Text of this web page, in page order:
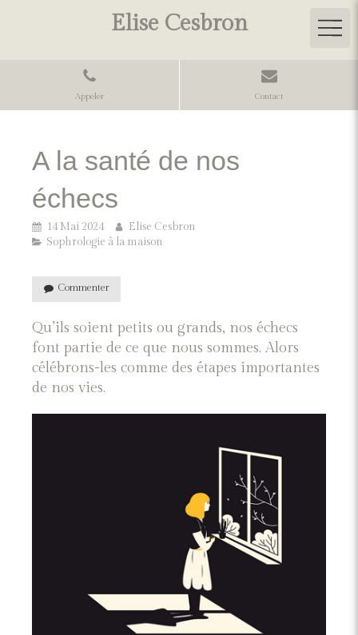
Elise Cesbron
Appeler Contact
A la santé de nos
échecs
14 Mai 2024
Elise Cesbron
Sophrologie à la maison
Commenter
Qu’ils soient petits ou grands, nos échecs
font partie de ce que nous sommes. Alors
célébrons-les comme des étapes importantes
de nos vies.